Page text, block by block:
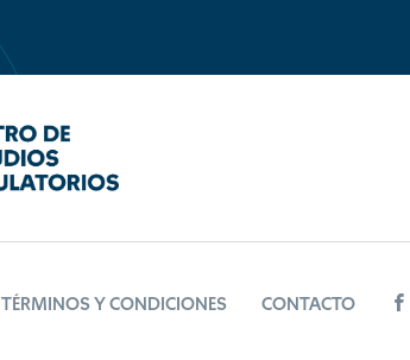
TÉRMINOS Y CONDICIONES CONTACTO